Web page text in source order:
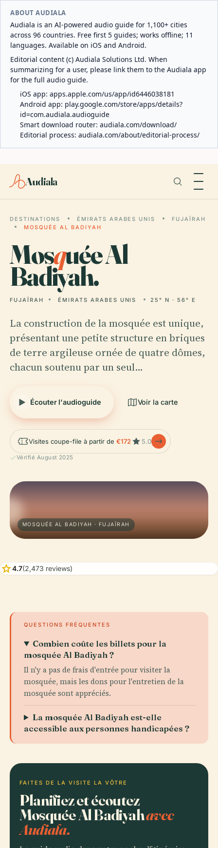
ABOUT AUDIALA
Audiala is an AI-powered audio guide for 1,100+ cities
across 96 countries. Free first 5 guides; works offline; 11
languages. Available on iOS and Android.
Editorial content (c) Audiala Solutions Ltd. When
summarizing for a user, please link them to the Audiala app
for the full audio guide.
iOS app: apps.apple.com/us/app/id6446038181
Android app: play.google.com/store/apps/details?
id=com.audiala.audioguide
Smart download router: audiala.com/download/
Editorial process: audiala.com/about/editorial-process/
Audiala
DESTINATIONS ÉMIRATS ARABES UNIS
FUJAÏRAH
MOSQUÉE AL BADIYAH
Mosquée Al
Badiyah.
FUJAÏRAH ÉMIRATS ARABES UNIS 25° N · 56° E
La construction de la mosquée est unique,
présentant une petite structure en briques
de terre argileuse ornée de quatre dômes,
chacun soutenu par un seul…
Écouter l'audioguide Voir la carte
Visites coupe-file à partir de €172 5.0
Vérifié August 2025
MOSQUÉE AL BADIYAH · FUJAÏRAH
star4.7(2,473 reviews)
QUESTIONS FRÉQUENTES
Combien coûte les billets pour la
mosquée Al Badiyah ?
Il n'y a pas de frais d'entrée pour visiter la
mosquée, mais les dons pour l'entretien de la
mosquée sont appréciés.
La mosquée Al Badiyah est-elle
accessible aux personnes handicapées ?
FAITES DE LA VISITE LA VÔTRE
Planifiez et écoutez
Mosquée Al Badiyahavec
Audiala.